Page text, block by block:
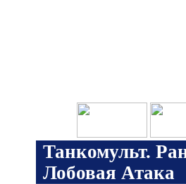
Танкомульт.
Лобовая Атака